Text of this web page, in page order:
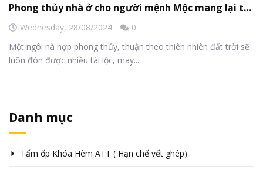
Phong thủy nhà ở cho người mệnh Mộc mang lại tài lộc
Wednesday, 28/08/2024
0
Một ngôi nà hợp phong thủy, thuận theo thiên nhiên đất trời sẽ
luôn đón được nhiều tài lộc, may...
Danh mục
Tấm ốp Khóa Hèm ATT ( Hạn chế vết ghép)